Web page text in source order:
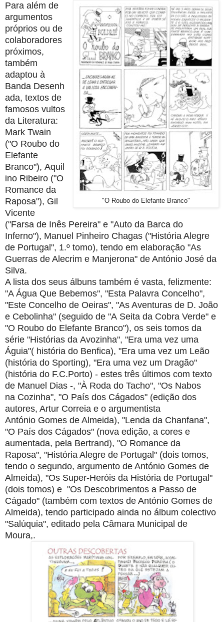
"O Roubo do Elefante Branco"
Para além de
argumentos
próprios ou de
colaboradores
próximos,
também
adaptou à
Banda Desenh
ada, textos de
famosos vultos
da Literatura:
Mark Twain
("O Roubo do
Elefante
Branco"), Aquil
ino Ribeiro ("O
Romance da
Raposa"), Gil
Vicente
("Farsa de Inês Pereira" e "Auto da Barca do
Inferno"), Manuel Pinheiro Chagas ("História Alegre
de Portugal", 1.º tomo), tendo em elaboração "As
Guerras de Alecrim e Manjerona" de António José da
Silva.
A lista dos seus álbuns também é vasta, felizmente:
"A Água Que Bebemos", "Esta Palavra Concelho",
"Este Concelho de Oeiras", "As Aventuras de D. João
e Cebolinha" (seguido de "A Seita da Cobra Verde" e
"O Roubo do Elefante Branco"), os seis tomos da
série "Histórias da Avozinha", "Era uma vez uma
Águia"( história do Benfica), "Era uma vez um Leão
(história do Sporting), "Era uma vez um Dragão"
(história do F.C.Porto) - estes três últimos com texto
de Manuel Dias -, "À Roda do Tacho", "Os Nabos
na Cozinha", "O País dos Cágados" (edição dos
autores, Artur Correia e o argumentista
António Gomes de Almeida), "Lenda da Chanfana",
"O País dos Cágados" (nova edição, a cores e
aumentada, pela Bertrand), "O Romance da
Raposa", "História Alegre de Portugal" (dois tomos,
tendo o segundo, argumento de António Gomes de
Almeida), "Os Super-Heróis da História de Portugal"
(dois tomos) e "Os Descobrimentos a Passo de
Cágado" (também com textos de António Gomes de
Almeida), tendo participado ainda no álbum colectivo
"Salúquia", editado pela Câmara Municipal de
Moura,.